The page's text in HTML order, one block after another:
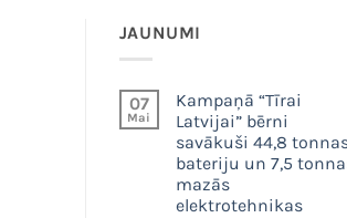
JAUNUMI
07
Mai
Kampaņā “Tīrai
Latvijai” bērni
savākuši 44,8
bateriju un 7,5
mazās
elektrotehnikas